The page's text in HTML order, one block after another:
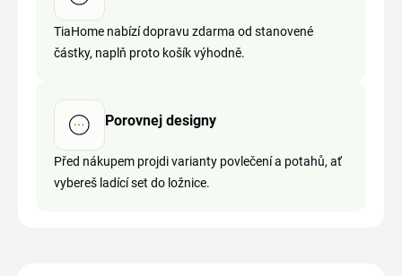
TiaHome nabízí dopravu zdarma od stanovené
částky, naplň proto košík výhodně.
Porovnej designy
Před nákupem projdi varianty povlečení a potahů, ať
vybereš ladící set do ložnice.